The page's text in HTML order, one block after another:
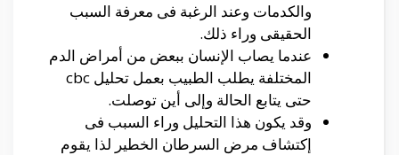
والكدمات وعند الرغبة فى معرفة السبب
الحقيقى وراء ذلك.
عندما يصاب الإنسان ببعض من أمراض الدم
المختلفة يطلب الطبيب بعمل تحليل cbc
حتى يتابع الحالة وإلى أين توصلت.
وقد يكون هذا التحليل وراء السبب فى
إكتشاف مرض السرطان الخطير لذا يقوم